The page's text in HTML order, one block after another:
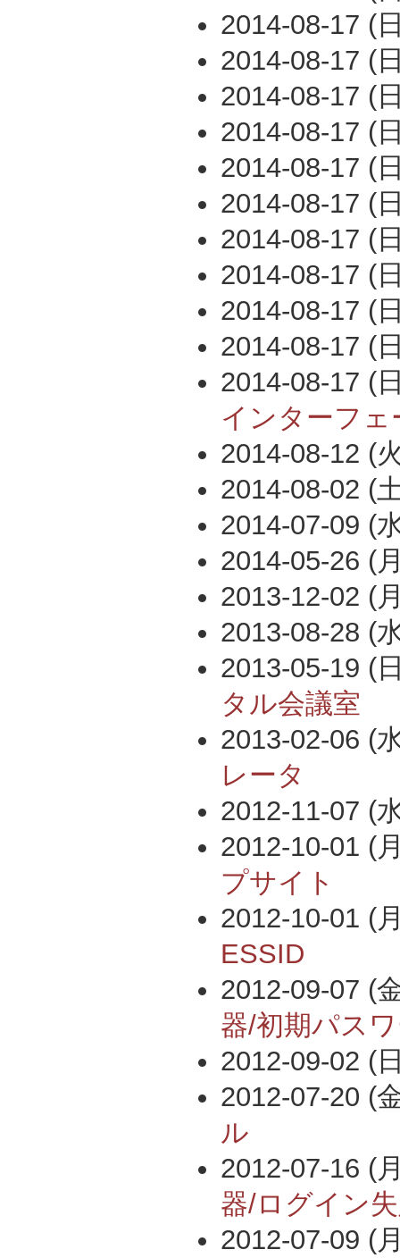
2014-08-17 (
2014-08-17 (
2014-08-17 (
2014-08-17 (
2014-08-17 (
2014-08-17 (
2014-08-17 (
2014-08-17 (
2014-08-17 (
2014-08-17 (
2014-08-17 (
インターフ
2014-08-12 (
2014-08-02 (
2014-07-09 (
2014-05-26 (
2013-12-02 (
2013-08-28 (
2013-05-19 (
タル会議室
2013-02-06 (
レータ
2012-11-07 (
2012-10-01 (
プサイト
2012-10-01 (
ESSID
2012-09-07 (
器/初期パス
2012-09-02 (
2012-07-20 (
ル
2012-07-16 (
器/ログイン
2012-07-09 (